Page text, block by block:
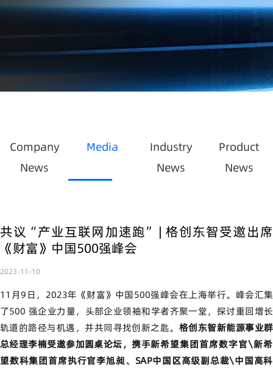
Company
News
Media
Industry
News
Product
News
共议“产业互联网加速跑” | 格创东智受邀出席
《财富》中国500强峰会
2023-11-10
11月9日，2023年《财富》中国500强峰会在上海举行。峰会汇集
了500 强企业力量，头部企业领袖和学者齐聚一堂，探讨重回增长
轨道的路径与机遇，并共同寻找创新之匙。 格创东智新能源事业群
总经理李楠受邀参加圆桌论坛，携手新希望集团首席数字官\新希
望数科集团首席执行官李旭昶、 SAP中国区高级副总裁\中国高科